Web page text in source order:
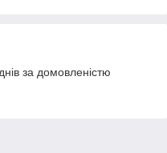
за домовленістю